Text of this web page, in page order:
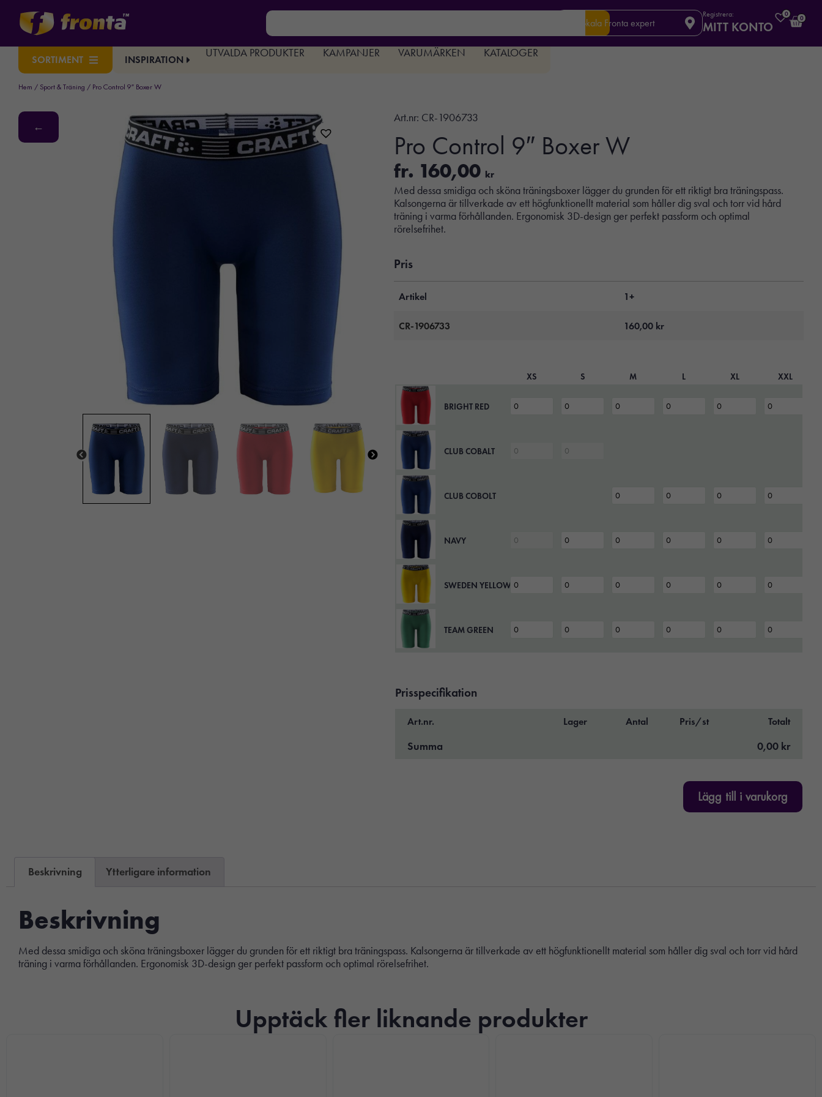
Din lokala Fronta expert
Registrera:
MITT KONTO
0
0
SORTIMENT INSPIRATION
UTVALDA PRODUKTER KAMPANJER VARUMÄRKEN KATALOGER
Hem / Sport & Träning / Pro Control 9″ Boxer W
←
Art.nr: CR-1906733
Pro Control 9″ Boxer W
fr. 160,00 kr
Med dessa smidiga och sköna träningsboxer lägger du grunden för ett riktigt bra träningspass.
Kalsongerna är tillverkade av ett högfunktionellt material som håller dig sval och torr vid hård
träning i varma förhållanden. Ergonomisk 3D-design ger perfekt passform och optimal
rörelsefrihet.
Pris
Artikel 1+
CR-1906733 160,00 kr
XS S M L XL XXL
BRIGHT RED
CLUB COBALT
CLUB COBOLT
NAVY
SWEDEN YELLOW
TEAM GREEN
Prisspecifikation
Art.nr. Lager Antal Pris/st Totalt
Summa 0,00 kr
Lägg till i varukorg
Beskrivning Ytterligare information
Beskrivning
Med dessa smidiga och sköna träningsboxer lägger du grunden för ett riktigt bra träningspass. Kalsongerna är tillverkade av ett högfunktionellt material som håller dig sval och torr vid hård
träning i varma förhållanden. Ergonomisk 3D-design ger perfekt passform och optimal rörelsefrihet.
Upptäck fler liknande produkter